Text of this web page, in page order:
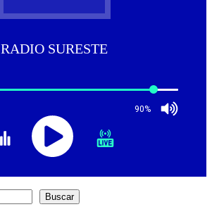
RADIO SURESTE
90%
Buscar